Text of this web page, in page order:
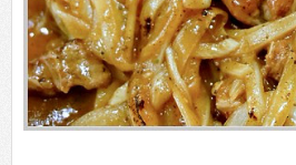
盤的量足夠兩個人當配菜吃，如
到我想不花個
150元應該吃不到。